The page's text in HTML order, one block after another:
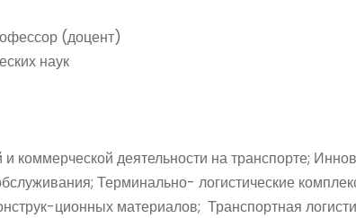
(доцент)
наук
и коммерческой деятельности на транспорте;
Терминально- логистические
ционных материалов; Транспортная